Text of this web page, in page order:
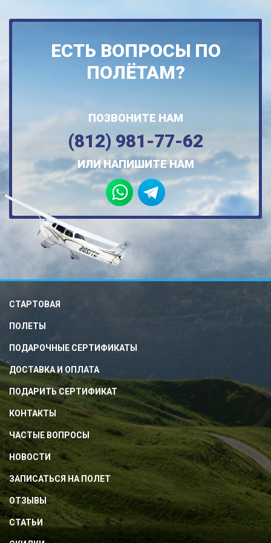
ЕСТЬ ВОПРОСЫ ПО
ПОЛЁТАМ?
ПОЗВОНИТЕ НАМ
(812) 981-77-62
ИЛИ НАПИШИТЕ НАМ
СТАРТОВАЯ
ПОЛЕТЫ
ПОДАРОЧНЫЕ СЕРТИФИКАТЫ
ДОСТАВКА И ОПЛАТА
ПОДАРИТЬ СЕРТИФИКАТ
КОНТАКТЫ
ЧАСТЫЕ ВОПРОСЫ
НОВОСТИ
ЗАПИСАТЬСЯ НА ПОЛЕТ
ОТЗЫВЫ
СТАТЬИ